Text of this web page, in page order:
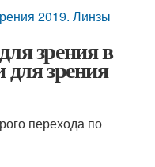
2019. Линзы
зрения в
зрения
перехода по